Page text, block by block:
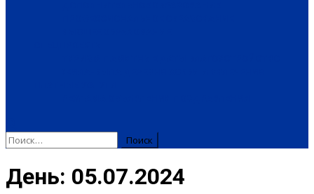
Найти:
День: 05.07.2024